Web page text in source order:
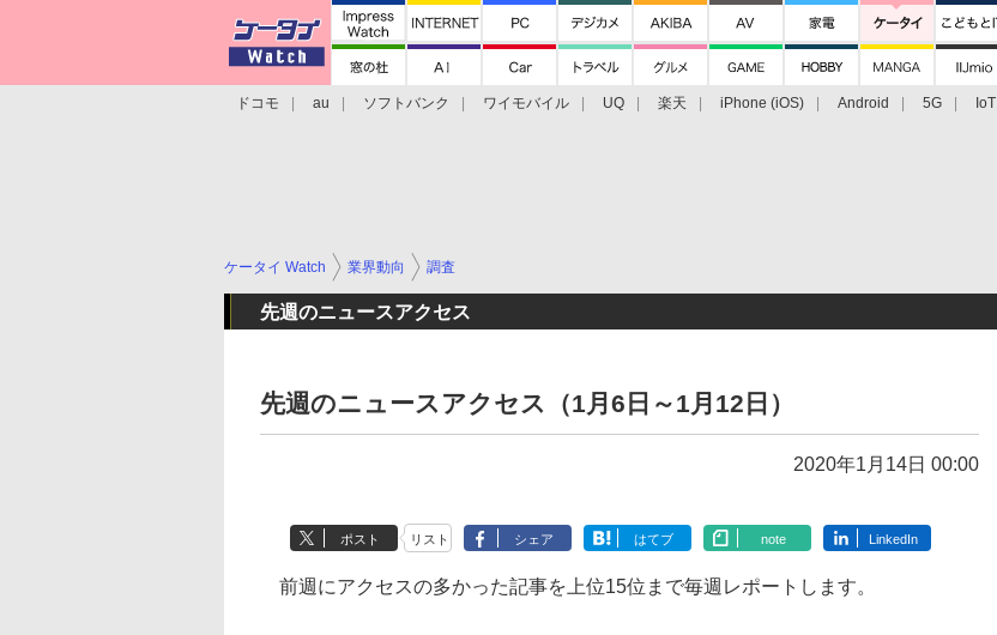
ドコモ au ソフトバンク ワイモバイル UQ 楽天 iPhone (iOS) Android 5G IoT
ケータイ Watch 業界動向 調査
先週のニュースアクセス
先週のニュースアクセス（1月6日～1月12日）
2020年1月14日 00:00
ポスト リスト シェア はてブ note LinkedIn
前週にアクセスの多かった記事を上位15位まで毎週レポートします。